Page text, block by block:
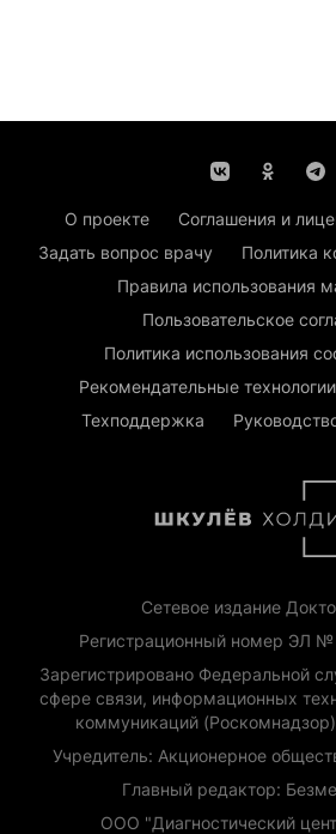
О проекте Соглашения и
Задать вопрос врачу
Политика
Правила использования
Пользовательское
Политика использования
Рекомендательные технологии
Техподдержка
Сетевое издание
Регистрационный номер ЭЛ
Зарегистрировано Федеральной
сфере связи, информационных
коммуникаций
Учредитель: Акционерное
Главный редактор:
ООО "Диагностический